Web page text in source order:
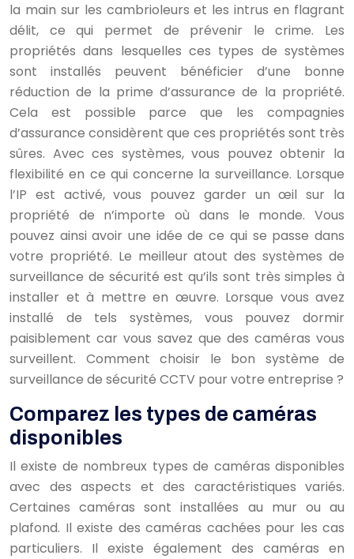
la main sur les cambrioleurs et les intrus en flagrant
délit, ce qui permet de prévenir le crime. Les
propriétés dans lesquelles ces types de systèmes
sont installés peuvent bénéficier d’une bonne
réduction de la prime d’assurance de la propriété.
Cela est possible parce que les compagnies
d’assurance considèrent que ces propriétés sont très
sûres. Avec ces systèmes, vous pouvez obtenir la
flexibilité en ce qui concerne la surveillance. Lorsque
l’IP est activé, vous pouvez garder un œil sur la
propriété de n’importe où dans le monde. Vous
pouvez ainsi avoir une idée de ce qui se passe dans
votre propriété. Le meilleur atout des systèmes de
surveillance de sécurité est qu’ils sont très simples à
installer et à mettre en œuvre. Lorsque vous avez
installé de tels systèmes, vous pouvez dormir
paisiblement car vous savez que des caméras vous
surveillent. Comment choisir le bon système de
surveillance de sécurité CCTV pour votre entreprise ?
Comparez les types de caméras
disponibles
Il existe de nombreux types de caméras disponibles
avec des aspects et des caractéristiques variés.
Certaines caméras sont installées au mur ou au
plafond. Il existe des caméras cachées pour les cas
particuliers. Il existe également des caméras en